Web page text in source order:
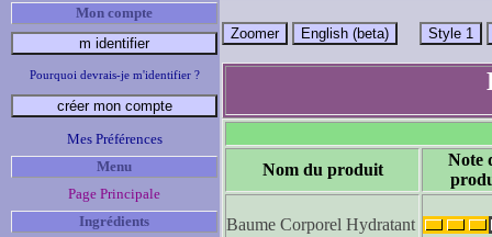
Mon compte
Pourquoi devrais-je m'identifier ?
Mes Préférences
Menu
Page Principale
Ingrédients
Nom du produit
Note
Baume Corporel Hydratant